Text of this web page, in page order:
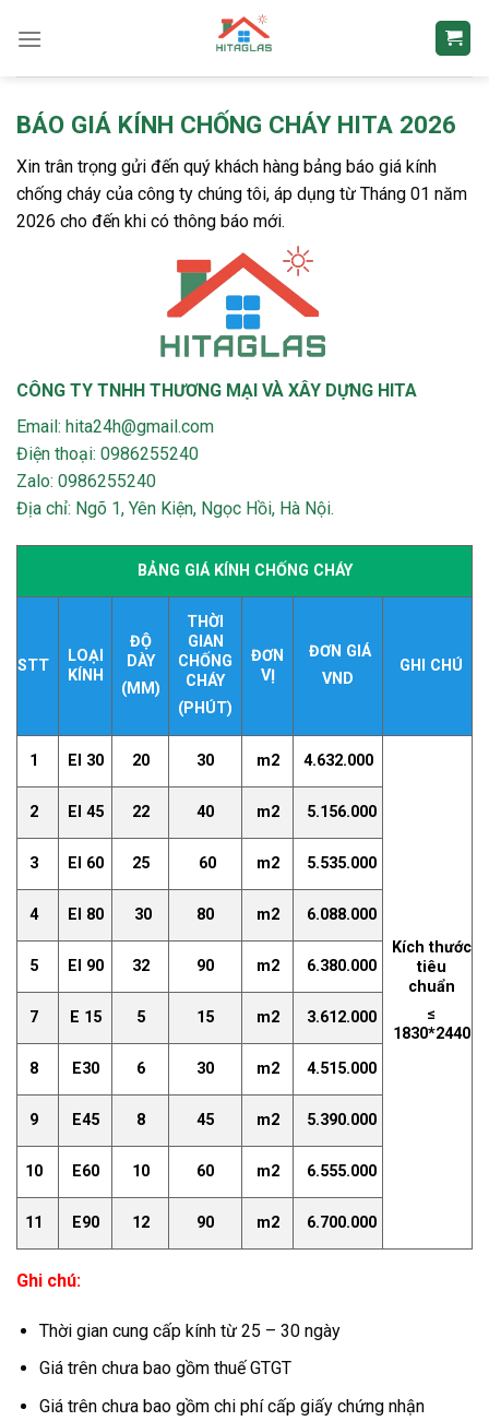
qua
BÁO GIÁ KÍNH CHỐNG CHÁY HITA 2026
Xin trân trọng gửi đến quý khách hàng bảng báo giá kính
chống cháy của công ty chúng tôi, áp dụng từ Tháng 01 năm
2026 cho đến khi có thông báo mới.
CÔNG TY TNHH THƯƠNG MẠI VÀ XÂY DỰNG HITA
Email: hita24h@gmail.com
Điện thoại: 0986255240
Zalo: 0986255240
Địa chỉ: Ngõ 1, Yên Kiện, Ngọc Hồi, Hà Nội.
BẢNG GIÁ KÍNH CHỐNG CHÁY
STT
LOẠI
KÍNH
ĐỘ
DÀY
(MM)
THỜI
GIAN
CHỐNG
CHÁY
(PHÚT)
ĐƠN
VỊ
ĐƠN GIÁ
VND
GHI CHÚ
1 EI 30 20 30 m2 4.632.000
Kích thước
tiêu
chuẩn
≤
1830*2440
2 EI 45 22 40 m2 5.156.000
3 EI 60 25 60 m2 5.535.000
4 EI 80 30 80 m2 6.088.000
5 EI 90 32 90 m2 6.380.000
7 E 15 5 15 m2 3.612.000
8 E30 6 30 m2 4.515.000
9 E45 8 45 m2 5.390.000
10 E60 10 60 m2 6.555.000
11 E90 12 90 m2 6.700.000
Ghi chú:
Thời gian cung cấp kính từ 25 – 30 ngày
Giá trên chưa bao gồm thuế GTGT
Giá trên chưa bao gồm chi phí cấp giấy chứng nhận